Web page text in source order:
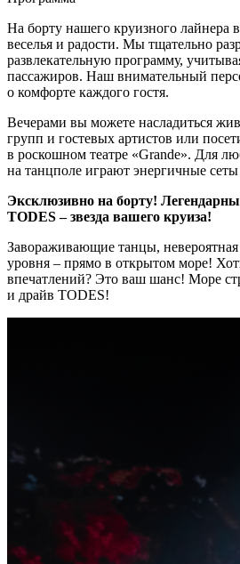
На борту нашего круизного лайнера
веселья и радости. Мы тщательно
развлекательную программу,
пассажиров. Наш внимательный
о комфорте каждого гостя.
Вечерами вы можете насладиться
групп и гостевых артистов или
в роскошном театре «Grande». Для
на танцполе играют энергичные
Эксклюзивно на борту!
TODES – звезда вашего круиза!
Завораживающие танцы,
уровня – прямо в открытом море!
впечатлений? Это ваш шанс! Море
и драйв TODES!